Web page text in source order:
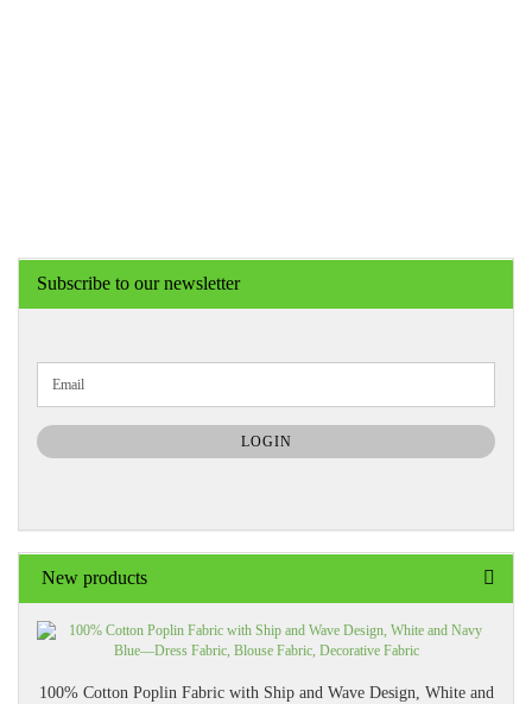
Subscribe to our newsletter
TO
NEWSLETTER
SUBSCRIPTION
PAGE
Email
LOGIN
New products
100% Cotton Poplin Fabric with Ship and Wave Design, White and